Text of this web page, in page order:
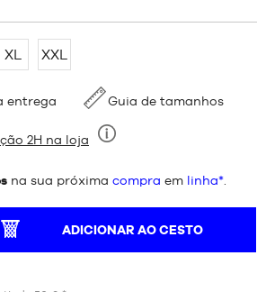
XL XXL
entrega Guia de tamanhos
2H na loja
na sua próxima compra em linha*
ADICIONAR AO CESTO